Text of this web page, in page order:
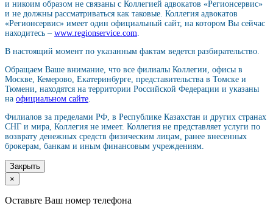
и никоим образом не связаны с Коллегией адвокатов «Регионсервис»
и не должны рассматриваться как таковые. Коллегия адвокатов
«Регионсервис» имеет один официальный сайт, на котором Вы сейчас
находитесь – www.regionservice.com
В настоящий момент по указанным фактам ведется разбирательство.
Обращаем Ваше внимание, что все филиалы Коллегии, офисы в
Москве, Кемерово, Екатеринбурге, представительства в Томске и
Тюмени, находятся на территории Российской Федерации и указаны
на официальном сайте
Филиалов за пределами РФ, в Республике Казахстан и других странах
СНГ и мира, Коллегия не имеет. Коллегия не представляет услуги по
возврату денежных средств физическим лицам, ранее внесенных
брокерам, банкам и иным финансовым учреждениям.
Закрыть
×
Оставьте Ваш номер телефона